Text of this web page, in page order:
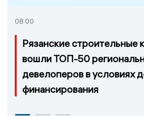
08:00
Рязанские строительные
вошли ТОП-50
девелоперов в условиях
финансирования